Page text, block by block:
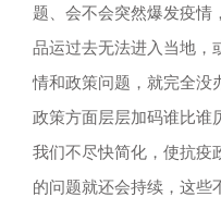
题、会不会突然爆发疫情
品运过去无法进入当地，
情和政策问题，就完全没
政策方面层层加码谁比谁
我们不尽快简化，使抗疫
的问题就还会持续，这些